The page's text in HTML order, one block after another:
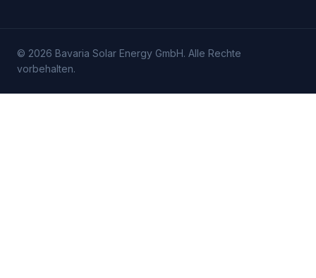
© 2026 Bavaria Solar Energy GmbH. Alle Rechte
vorbehalten.